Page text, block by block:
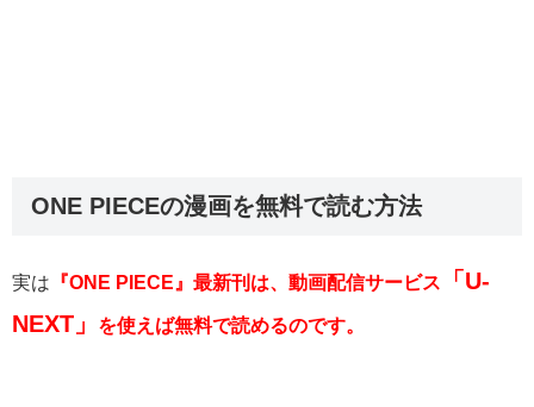
ONE PIECEの漫画を無料で読む方法
実は 『ONE PIECE』最新刊は、動画配信サービス
「U-
NEXT」
を使えば無料で読めるのです。